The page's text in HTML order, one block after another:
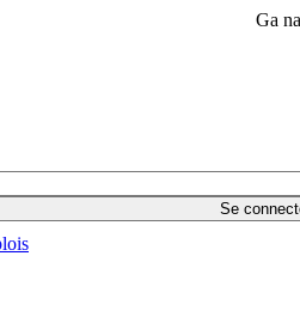
Ga
Se